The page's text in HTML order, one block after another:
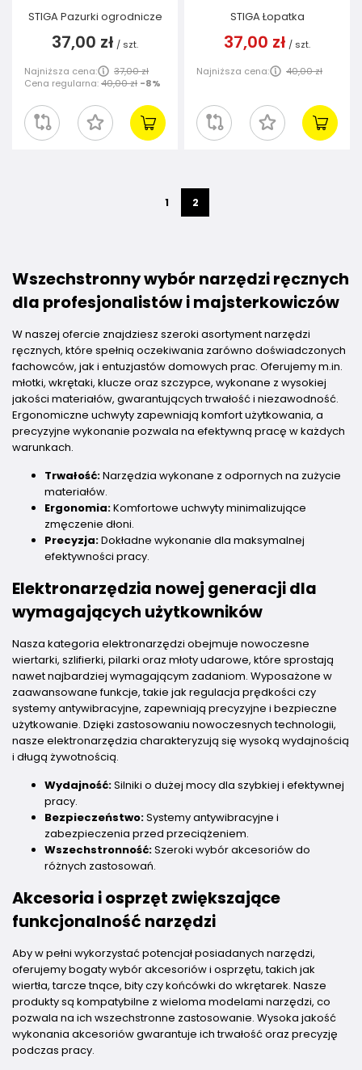
STIGA Pazurki ogrodnicze
37,00 zł / szt.
Najniższa cena:
37,00 zł
Cena regularna:40,00 zł -8%
STIGA Łopatka
37,00 zł / szt.
Najniższa cena: 40,00 zł
1 2
Wszechstronny wybór narzędzi ręcznych
dla profesjonalistów i majsterkowiczów
W naszej ofercie znajdziesz szeroki asortyment narzędzi
ręcznych, które spełnią oczekiwania zarówno doświadczonych
fachowców, jak i entuzjastów domowych prac. Oferujemy m.in.
młotki, wkrętaki, klucze oraz szczypce, wykonane z wysokiej
jakości materiałów, gwarantujących trwałość i niezawodność.
Ergonomiczne uchwyty zapewniają komfort użytkowania, a
precyzyjne wykonanie pozwala na efektywną pracę w każdych
warunkach.
Trwałość:Narzędzia wykonane z odpornych na zużycie
materiałów.
Ergonomia:Komfortowe uchwyty minimalizujące
zmęczenie dłoni.
Precyzja:Dokładne wykonanie dla maksymalnej
efektywności pracy.
Elektronarzędzia nowej generacji dla
wymagających użytkowników
Nasza kategoria elektronarzędzi obejmuje nowoczesne
wiertarki, szlifierki, pilarki oraz młoty udarowe, które sprostają
nawet najbardziej wymagającym zadaniom. Wyposażone w
zaawansowane funkcje, takie jak regulacja prędkości czy
systemy antywibracyjne, zapewniają precyzyjne i bezpieczne
użytkowanie. Dzięki zastosowaniu nowoczesnych technologii,
nasze elektronarzędzia charakteryzują się wysoką wydajnością
i długą żywotnością.
Wydajność:Silniki o dużej mocy dla szybkiej i efektywnej
pracy.
Bezpieczeństwo:Systemy antywibracyjne i
zabezpieczenia przed przeciążeniem.
Wszechstronność:Szeroki wybór akcesoriów do
różnych zastosowań.
Akcesoria i osprzęt zwiększające
funkcjonalność narzędzi
Aby w pełni wykorzystać potencjał posiadanych narzędzi,
oferujemy bogaty wybór akcesoriów i osprzętu, takich jak
wiertła, tarcze tnące, bity czy końcówki do wkrętarek. Nasze
produkty są kompatybilne z wieloma modelami narzędzi, co
pozwala na ich wszechstronne zastosowanie. Wysoka jakość
wykonania akcesoriów gwarantuje ich trwałość oraz precyzję
podczas pracy.